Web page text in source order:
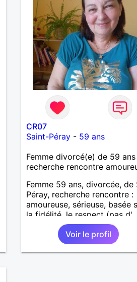
CR07
Saint-Péray- 59 ans
Femme divorcé(e) de 59 ans
recherche rencontre
Femme 59 ans, divorcée, de
Péray, recherche rencontre :
amoureuse, sérieuse, basée
la fidélité, le respect (pas d'
aventure d'un soir). Rien ne
une rencontre après quelques
échanges par messages pour
savoir si il y a un feeling
Voir le profil